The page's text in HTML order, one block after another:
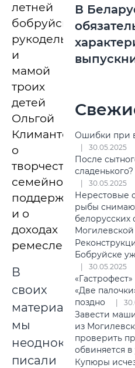
летней
бобруйской
рукодельницей
и
мамой
троих
детей
Ольгой
Климантович
о
творчестве,
семейной
поддержке
и о
доходах
ремесленницы.
В
своих
материалах
мы
неоднократно
писали
В
Ошибки при
30.05.2025
После
30.05.2025
Нерестовые
рыбы
белорусских
Могилевской
Бобруйске
30.05.2025
«Две
поздно
Завести
из
проверить
обвиняется в
Купюры